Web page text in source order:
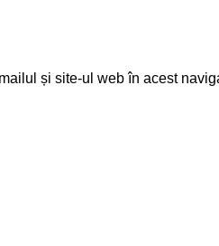
și site-ul web în acest